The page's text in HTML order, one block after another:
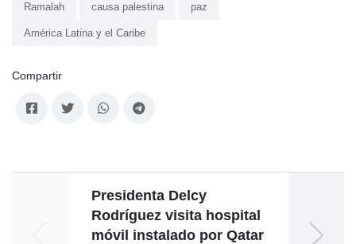
Ramalah causa palestina paz
América Latina y el Caribe
Compartir
Presidenta Delcy
Rodríguez visita hospital
móvil instalado por Qatar